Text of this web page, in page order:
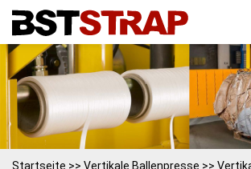
Startseite >> Vertikale Ballenpresse >>